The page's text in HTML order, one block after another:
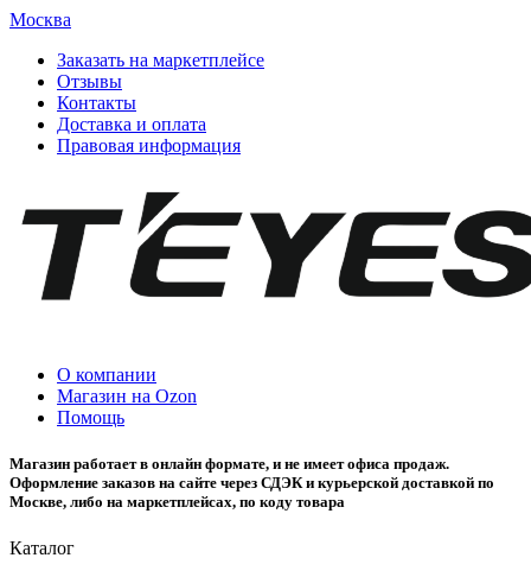
Москва
Заказать на маркетплейсе
Отзывы
Контакты
Доставка и оплата
Правовая информация
О компании
Магазин на Ozon
Помощь
Магазин работает в онлайн формате, и не имеет офиса продаж.
Оформление заказов на сайте через СДЭК и курьерской доставкой по
Москве, либо на маркетплейсах, по коду товара
Каталог